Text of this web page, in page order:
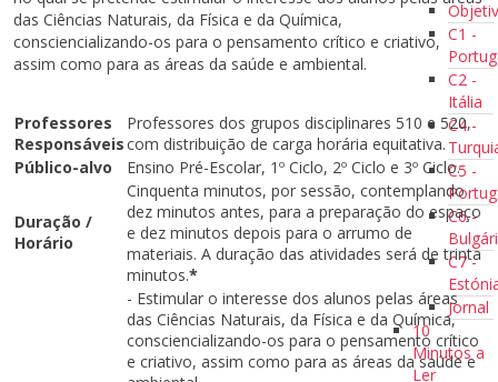
C1 -
C2 -
Itália
C4 -
C5 -
C6 -
C7 -
Jornal
10
Minutos a
Ler
das Ciências Naturais, da Física e da Química,
consciencializando-os para o pensamento crítico e criativo,
assim como para as áreas da saúde e ambiental.
Professores
Responsáveis
Professores dos grupos disciplinares 510 e 520,
com distribuição de carga horária equitativa.
Público-alvo
Ensino Pré-Escolar, 1º Ciclo, 2º Ciclo e 3º Ciclo.
Duração /
Horário
Cinquenta minutos, por sessão, contemplando
dez minutos antes, para a preparação do espaço
e dez minutos depois para o arrumo de
materiais. A duração das atividades será de trinta
minutos.*
- Estimular o interesse dos alunos pelas áreas
das Ciências Naturais, da Física e da Química,
consciencializando-os para o pensamento crítico
e criativo, assim como para as áreas da saúde e